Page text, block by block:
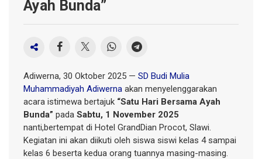
Ayah Bunda”
Adiwerna, 30 Oktober 2025 — SD Budi Mulia
Muhammadiyah Adiwerna akan menyelenggarakan
acara istimewa bertajuk “Satu Hari Bersama Ayah
Bunda” pada Sabtu, 1 November 2025
nanti,bertempat di Hotel GrandDian Procot, Slawi.
Kegiatan ini akan diikuti oleh siswa siswi kelas 4 sampai
kelas 6 beserta kedua orang tuannya masing-masing.